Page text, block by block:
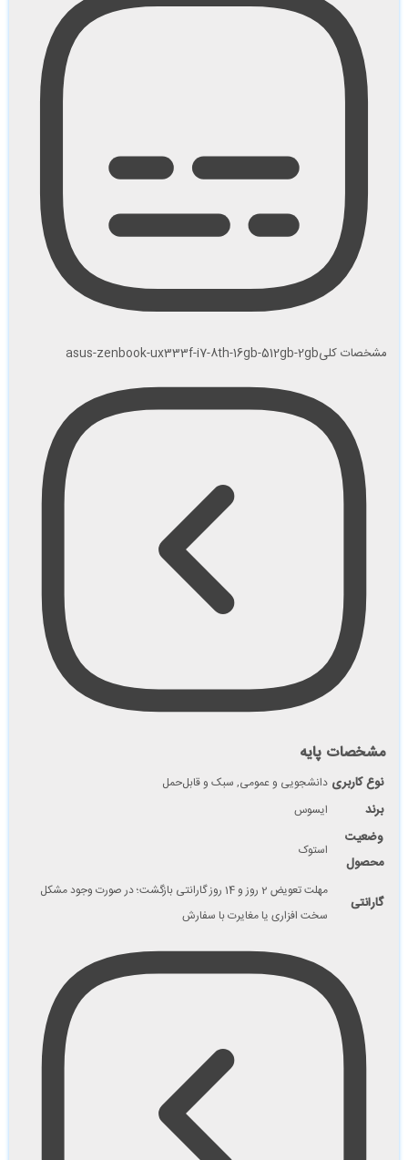
مشخصات کلیasus-zenbook-ux333f-i7-8th-16gb-512gb-2gb
مشخصات پایه
نوع کاربری دانشجویی و عمومی, سبک و قابل‌حمل
برند ایسوس
وضعیت
محصول
استوک
گارانتی
مهلت تعویض 2 روز و 14 روز گارانتی بازگشت؛ در صورت وجود مشکل
سخت‌ افزاری یا مغایرت با سفارش